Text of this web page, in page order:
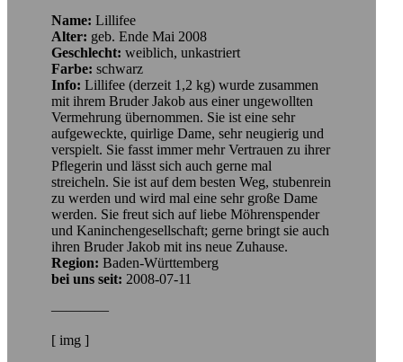
Name: Lillifee
Alter: geb. Ende Mai 2008
Geschlecht: weiblich, unkastriert
Farbe: schwarz
Info: Lillifee (derzeit 1,2 kg) wurde zusammen
mit ihrem Bruder Jakob aus einer ungewollten
Vermehrung übernommen. Sie ist eine sehr
aufgeweckte, quirlige Dame, sehr neugierig und
verspielt. Sie fasst immer mehr Vertrauen zu ihrer
Pflegerin und lässt sich auch gerne mal
streicheln. Sie ist auf dem besten Weg, stubenrein
zu werden und wird mal eine sehr große Dame
werden. Sie freut sich auf liebe Möhrenspender
und Kaninchengesellschaft; gerne bringt sie auch
ihren Bruder Jakob mit ins neue Zuhause.
Region: Baden-Württemberg
bei uns seit: 2008-07-11
————
[ img ]